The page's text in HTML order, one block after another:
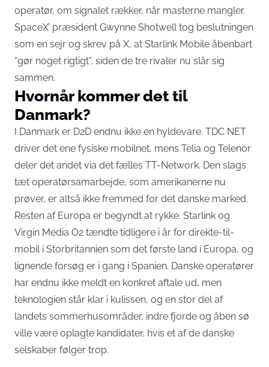
operatør, om signalet rækker, når masterne mangler.
SpaceX’ præsident Gwynne Shotwell tog beslutningen
som en sejr og skrev på X, at Starlink Mobile åbenbart
“gør noget rigtigt”, siden de tre rivaler nu slår sig
sammen.
Hvornår kommer det til
Danmark?
I Danmark er D2D endnu ikke en hyldevare. TDC NET
driver det ene fysiske mobilnet, mens Telia og Telenor
deler det andet via det fælles TT-Network. Den slags
tæt operatørsamarbejde, som amerikanerne nu
prøver, er altså ikke fremmed for det danske marked.
Resten af Europa er begyndt at rykke. Starlink og
Virgin Media O2 tændte tidligere i år for direkte-til-
mobil i Storbritannien som det første land i Europa, og
lignende forsøg er i gang i Spanien. Danske operatører
har endnu ikke meldt en konkret aftale ud, men
teknologien står klar i kulissen, og en stor del af
landets sommerhusområder, indre fjorde og åben sø
ville være oplagte kandidater, hvis et af de danske
selskaber følger trop.